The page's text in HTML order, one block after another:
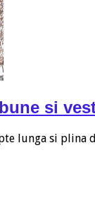
si
lunga si plina